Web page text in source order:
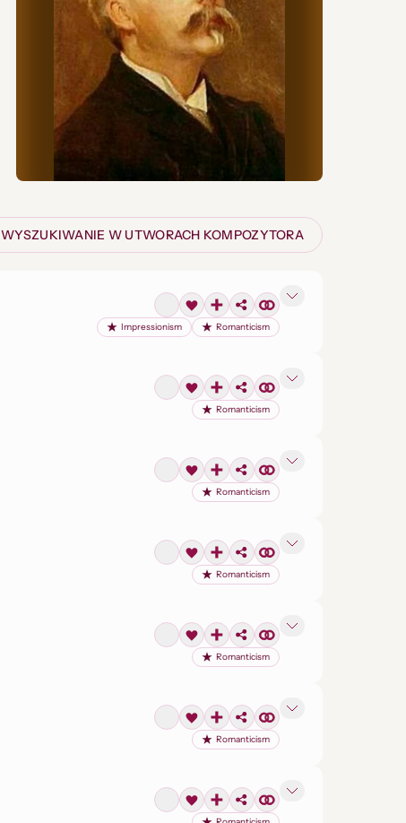
WYSZUKIWANIE W UTWORACH KOMPOZYTORA
Impressionism Romanticism
Romanticism
Romanticism
Romanticism
Romanticism
Romanticism